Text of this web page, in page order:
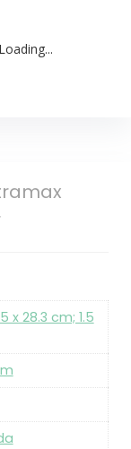
x 28.3 cm; 1.5